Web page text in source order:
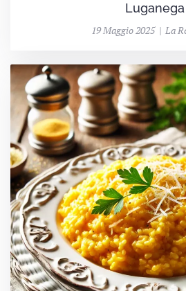
Luganega
19 Maggio 2025 | La